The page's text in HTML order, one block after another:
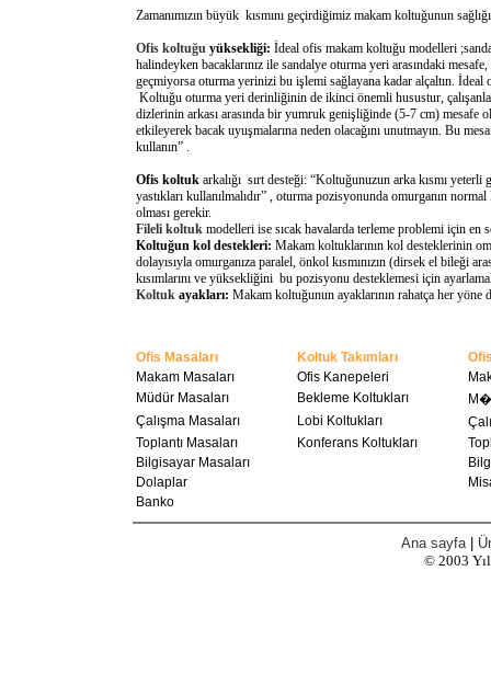
Zamanımızın büyük kısmını geçirdiğimiz makam koltuğunun
Ofis koltuğu yüksekliği: İdeal ofis makam koltuğu modelleri
halindeyken bacaklarınız ile sandalye oturma yeri arasındaki
geçmiyorsa oturma yerinizi bu işlemi sağlayana kadar alçaltın.
Koltuğu oturma yeri derinliğinin de ikinci önemli husustur,
dizlerinin arkası arasında bir yumruk genişliğinde (5-7 cm) mesafe
etkileyerek bacak uyuşmalarına neden olacağını unutmayın. Bu
kullanın” .
Ofis koltuk arkalığı sırt desteği: “Koltuğunuzun arka kısmı
yastıkları kullanılmalıdır” , oturma pozisyonunda omurganın
olması gerekir.
Fileli koltuk modelleri ise sıcak havalarda terleme problemi için
Koltuğun kol destekleri: Makam koltuklarının kol desteklerinin
dolayısıyla omurganıza paralel, önkol kısmınızın (dirsek el bileği
kısımlarını ve yüksekliğini bu pozisyonu desteklemesi için
Koltuk ayakları: Makam koltuğunun ayaklarının rahatça her
Ofis Masaları Koltuk Takımları
Makam Masaları
Ofis Kanepeleri
Müdür Masaları
Bekleme Koltukları
Çalışma Masaları
Lobi Koltukları
Toplantı Masaları
Konferans Koltukları
Bilgisayar Masaları
Dolaplar
Banko
Ana sayfa
© 2003